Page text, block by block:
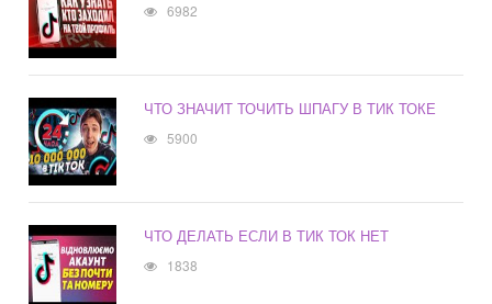
6982
ЧТО ЗНАЧИТ ТОЧИТЬ ШПАГУ В ТИК ТОКЕ
5900
ЧТО ДЕЛАТЬ ЕСЛИ В ТИК ТОК НЕТ
1838